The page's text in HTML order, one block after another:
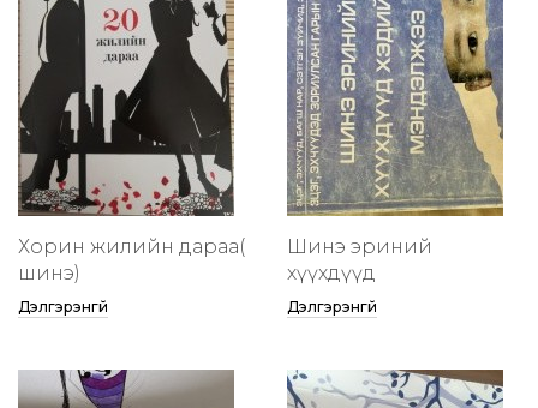
Хорин жилийн дараа(
шинэ)
Дэлгэрэнгүй
Шинэ эриний
хүүхдүүд
Дэлгэрэнгүй